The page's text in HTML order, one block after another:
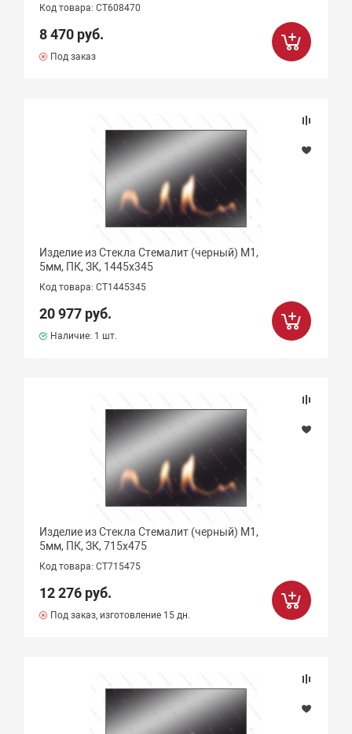
Код товара: СТ608470
8 470 руб.
Под заказ
Изделие из Стекла Стемалит (черный) М1,
5мм, ПК, ЗК, 1445х345
Код товара: СТ1445345
20 977 руб.
Наличие: 1 шт.
Изделие из Стекла Стемалит (черный) М1,
5мм, ПК, ЗК, 715х475
Код товара: СТ715475
12 276 руб.
Под заказ, изготовление 15 дн.